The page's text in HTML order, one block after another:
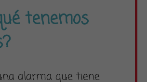
tenemos
alarma que tiene